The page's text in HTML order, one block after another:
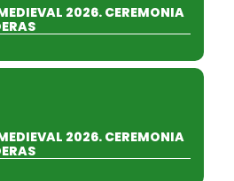
2026. CEREMONIA
2026. CEREMONIA